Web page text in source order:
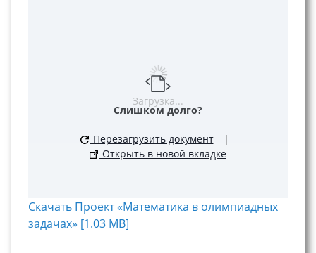
Загрузка...
Слишком долго?
Перезагрузить документ
|
Открыть в новой вкладке
Скачать Проект «Математика в олимпиадных
задачах» [1.03 MB]